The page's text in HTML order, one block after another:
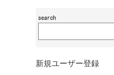
新規ユーザー登録